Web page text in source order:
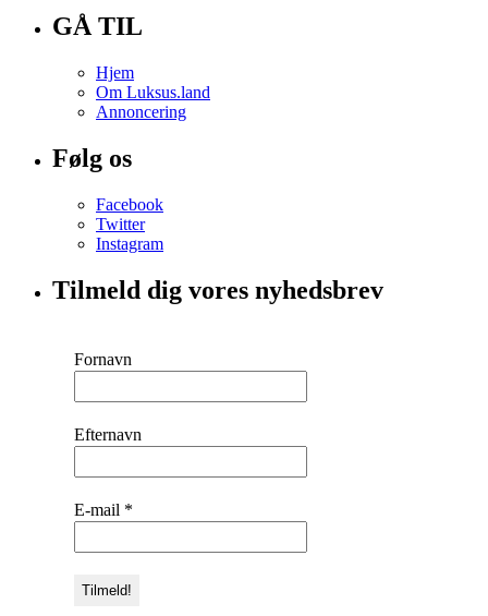
GÅ TIL
Hjem
Om Luksus.land
Annoncering
Følg os
Facebook
Twitter
Instagram
Tilmeld dig vores nyhedsbrev
Fornavn
Efternavn
E-mail *